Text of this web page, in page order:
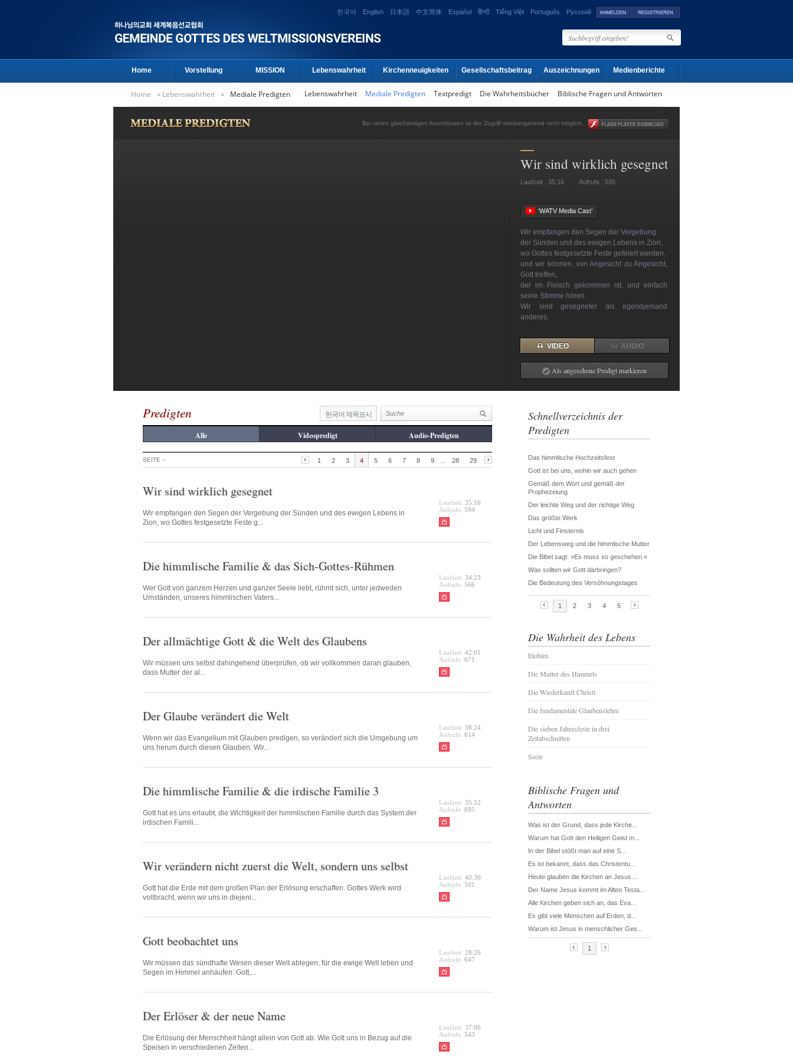
한국어 English 日本語 中文简体 Español हिन्दी Tiếng Việt Português Русский
Home Vorstellung MISSION Lebenswahrheit Kirchenneuigkeiten Gesellschaftsbeitrag Auszeichnungen Medienberichte
Home » Lebenswahrheit » Mediale Predigten Lebenswahrheit Mediale Predigten Textpredigt Die Wahrheitsbücher Biblische Fragen und Antworten
Bei vielen gleichzeitigen Anschlüssen ist der Zugriff vorübergehend nicht möglich.
Predigten 한국어 제목표시
Alle Videopredigt Audio-Predigten
SEITE » 1 2 3 4 5 6 7 8 9 28 29
Wir sind wirklich gesegnet
Wir empfangen den Segen der Vergebung der Sünden und des ewigen Lebens in
Zion, wo Gottes festgesetzte Feste g...
Laufzeit. 35:16
Aufrufe. 594
Die himmlische Familie & das Sich-Gottes-Rühmen
Wer Gott von ganzem Herzen und ganzer Seele liebt, rühmt sich, unter jedweden
Umständen, unseres himmlischen Vaters...
Laufzeit. 34:23
Aufrufe. 566
Der allmächtige Gott & die Welt des Glaubens
Wir müssen uns selbst dahingehend überprüfen, ob wir vollkommen daran glauben,
dass Mutter der al...
Laufzeit. 42:01
Aufrufe. 671
Der Glaube verändert die Welt
Wenn wir das Evangelium mit Glauben predigen, so verändert sich die Umgebung um
uns herum durch diesen Glauben. Wir...
Laufzeit. 38:24
Aufrufe. 614
Die himmlische Familie & die irdische Familie 3
Gott hat es uns erlaubt, die Wichtigkeit der himmlischen Familie durch das System der
irdischen Famili...
Laufzeit. 35:52
Aufrufe. 695
Wir verändern nicht zuerst die Welt, sondern uns selbst
Gott hat die Erde mit dem großen Plan der Erlösung erschaffen. Gottes Werk wird
vollbracht, wenn wir uns in diejeni...
Laufzeit. 40:30
Aufrufe. 501
Gott beobachtet uns
Wir müssen das sündhafte Wesen dieser Welt ablegen, für die ewige Welt leben und
Segen im Himmel anhäufen. Gott,...
Laufzeit. 28:26
Aufrufe. 647
Der Erlöser & der neue Name
Die Erlösung der Menschheit hängt allein von Gott ab. Wie Gott uns in Bezug auf die
Speisen in verschiedenen Zeiten...
Laufzeit. 37:06
Aufrufe. 543
Die Wahrheit des Lebens
Elohim
Die Mutter des Himmels
Die Wiederkunft Christi
Die fundamentale Glaubenslehre
Die sieben Jahresfeste in drei
Zeitabschnitten
Seele